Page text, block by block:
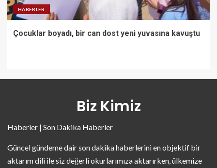
HABERLER
Çocuklar boyadı, bir can dost yeni yuvasına kavuştu
Biz Kimiz
Haberler | Son Dakika Haberler
Güncel gündeme dair son dakika haberlerini en objektif bir
aktarım dili ile siz değerli okurlarımıza aktarırken, ülkemize